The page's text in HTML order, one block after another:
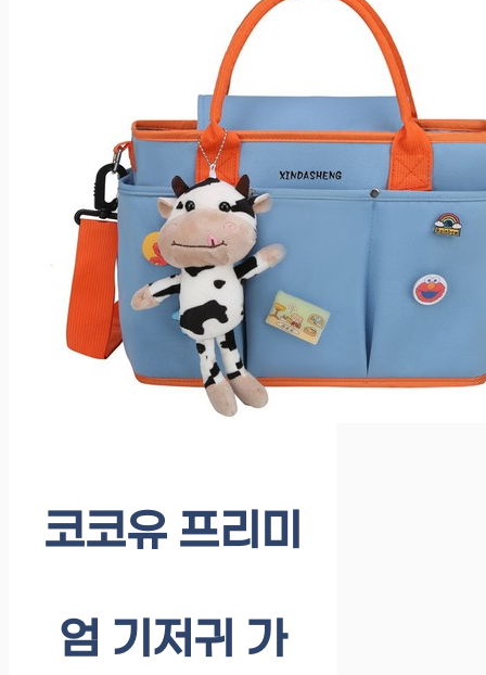
코코유 프리미
엄 기저귀 가